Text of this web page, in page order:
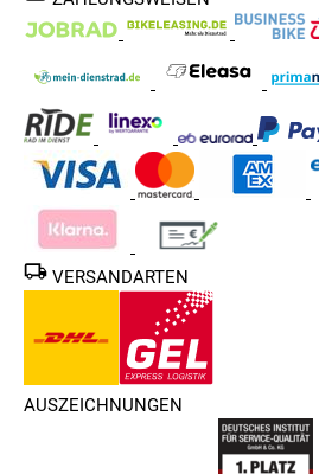
VERSANDARTEN
AUSZEICHNUNGEN